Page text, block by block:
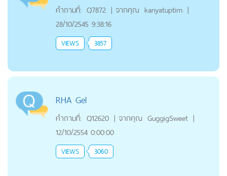
คำถามที่: Q7872 | จากคุณ kanyatuptim |
28/10/2545 9:38:16
VIEWS 3857
RHA Gel
คำถามที่: Q12620 | จากคุณ GuggigSweet |
12/10/2554 0:00:00
VIEWS 3060